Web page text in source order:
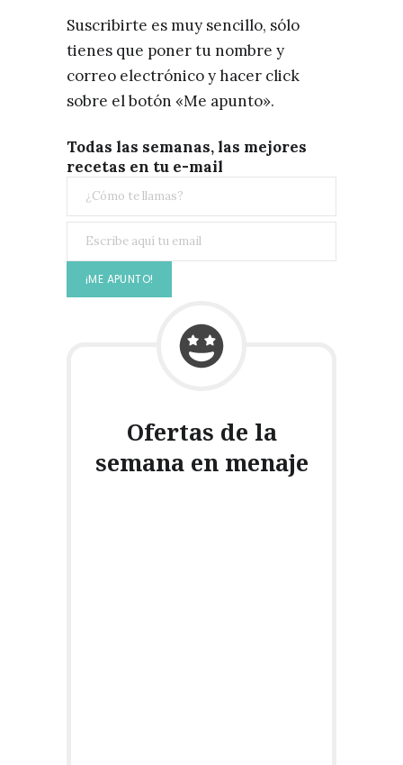
Suscribirte es muy sencillo, sólo
tienes que poner tu nombre y
correo electrónico y hacer click
sobre el botón «Me apunto».
Todas las semanas, las mejores
recetas en tu e-mail
Ofertas de la
semana en menaje